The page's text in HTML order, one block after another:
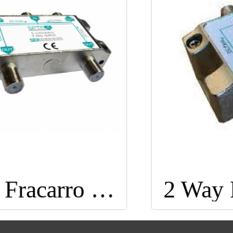
4 Way Fracarro Splitter